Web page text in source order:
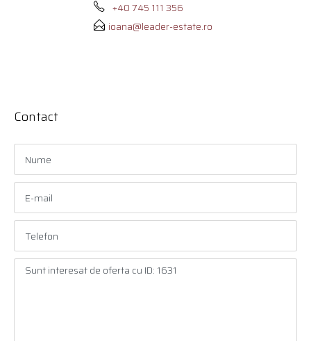
+40 745 111 356
ioana@leader-estate.ro
Contact